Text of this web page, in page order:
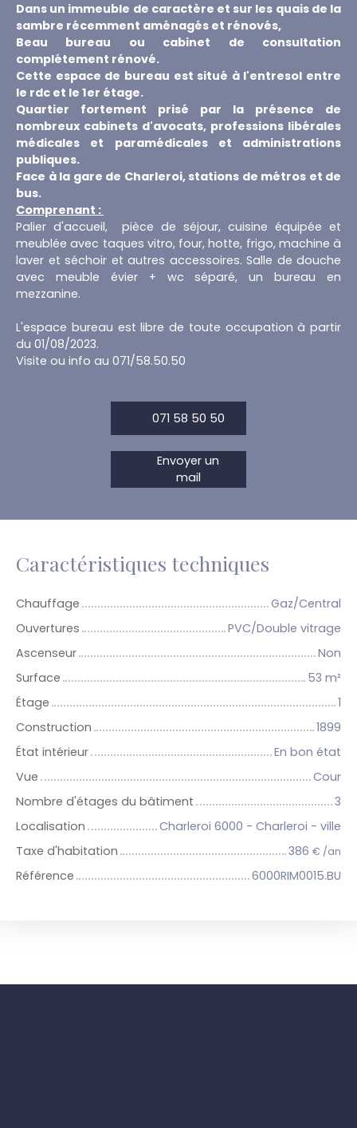
Dans un immeuble de caractère et sur les quais de la
sambre récemment aménagés et rénovés,
Beau bureau ou cabinet de consultation
complétement rénové.
Cette espace de bureau est situé à l'entresol entre
le rdc et le 1er étage.
Quartier fortement prisé par la présence de
nombreux cabinets d'avocats, professions libérales
médicales et paramédicales et administrations
publiques.
Face à la gare de Charleroi, stations de métros et de
bus.
Comprenant :
Palier d'accueil, pièce de séjour, cuisine équipée et
meublée avec taques vitro, four, hotte, frigo, machine à
laver et séchoir et autres accessoires. Salle de douche
avec meuble évier + wc séparé, un bureau en
mezzanine.
L'espace bureau est libre de toute occupation à partir
du 01/08/2023.
Visite ou info au 071/58.50.50
071 58 50 50
Envoyer un
mail
Caractéristiques techniques
Chauffage
Gaz/Central
Ouvertures
PVC/Double vitrage
Ascenseur
Non
Surface
53 m²
Étage
1
Construction
1899
État intérieur
En bon état
Vue
Cour
Nombre d'étages du bâtiment
3
Localisation
Charleroi 6000 - Charleroi - ville
Taxe d'habitation
386 € /an
Référence 6000RIM0015.BU